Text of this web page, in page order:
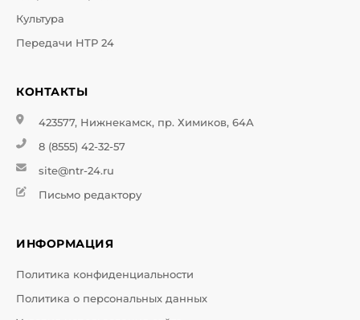
Культура
Передачи НТР 24
КОНТАКТЫ
423577, Нижнекамск, пр. Химиков, 64А
8 (8555) 42-32-57
site@ntr-24.ru
Письмо редактору
ИНФОРМАЦИЯ
Политика конфиденциальности
Политика о персональных данных